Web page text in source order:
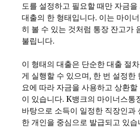
도를 설정하고 필요할 때만 자금
대출의 한 형태입니다. 이는 마이
히 볼 수 있는 것처럼 통장 잔고가
불립니다.
이 형태의 대출은 단순한 대출 절
게 실행할 수 있으며, 한 번 설정한
요에 따라 자금을 사용하고 상환할
이 있습니다. K뱅크의 마이너스통
바탕으로 소득이 일정한 직장인과
한 개인을 중심으로 발급되고 있습